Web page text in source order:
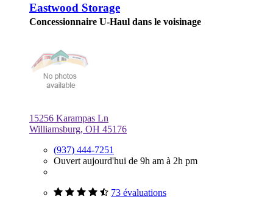
Eastwood Storage
Concessionnaire U-Haul dans le voisinage
15256 Karampas Ln
Williamsburg, OH 45176
(937) 444-7251
Ouvert aujourd'hui de 9h am à 2h pm
73 évaluations